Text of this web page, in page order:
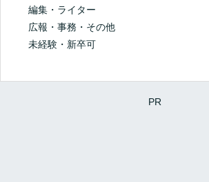
編集・ライター
広報・事務・その他
未経験・新卒可
PR